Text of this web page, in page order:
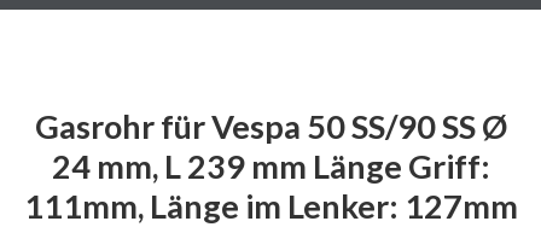
Gasrohr für Vespa 50 SS/90 SS Ø
24 mm, L 239 mm Länge Griff:
111mm, Länge im Lenker: 127mm